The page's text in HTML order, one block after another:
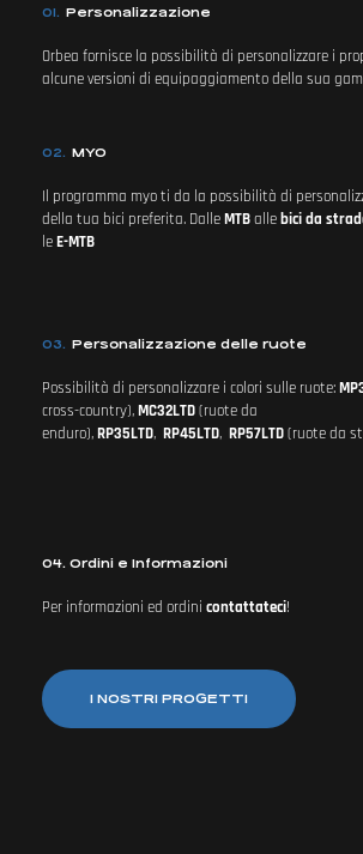
01. Personalizzazione
Orbea fornisce la possibilità di personalizzare i
alcune versioni di equipaggiamento della sua
02. MYO
Il programma myo ti da la possibilità di
della tua bici preferita. DalleMTBalle bici da
leE-MTB
03. Personalizzazione delle ruote
Possibilità di personalizzare i colori sulle ruote:
cross-country),MC32LTD(ruote da
enduro),RP35LTD, RP45LTD, RP57LTD(ruote da
04. Ordini e Informazioni
Per informazioni ed ordini contattateci!
I NOSTRI PROGETTI